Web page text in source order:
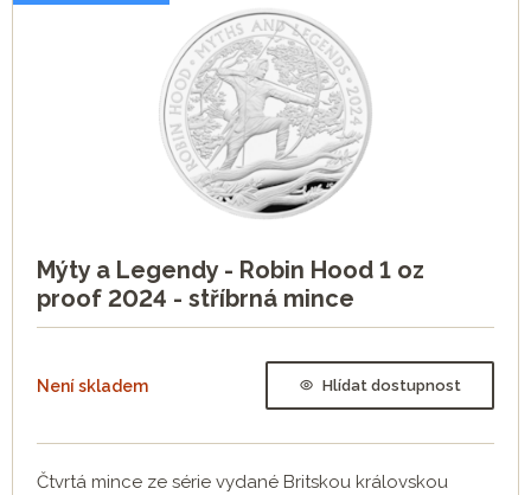
Mýty a Legendy - Robin Hood 1 oz
proof 2024 - stříbrná mince
Není skladem Hlídat dostupnost
Čtvrtá mince ze série vydané Britskou královskou